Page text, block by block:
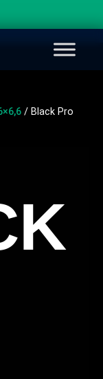
/ Black Pro